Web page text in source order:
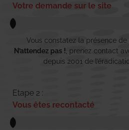
Votre demande sur le site
Vous constatez la présence de
N’attendez pas ! , prenez contact
depuis 2001 de
Etape 2 :
Vous êtes recontacté